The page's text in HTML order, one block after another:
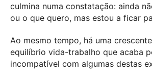
culmina numa constatação: ainda
ou o que quero, mas estou a ficar
Ao mesmo tempo, há uma
equilíbrio vida-trabalho que acaba
incompatível com algumas destas